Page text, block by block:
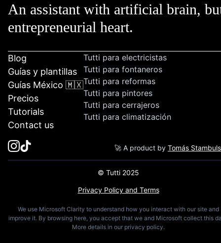
An assistant with artificial brain,
entrepreneurial heart.
Blog
Guías y plantillas
Guías México 🇲🇽
Precios
Tutorials
Contact us
Tutti para electricistas
Tutti para fontaneros
Tutti para reformas
Tutti para pintores
Tutti para cerrajeros
Tutti para climatización
🚀 A product by Tomás
© Tutti 2025
Privacy Policy and Terms
We use Microsoft Clarity to understand how you interact with our site and
improve it. By browsing here, you accept that we and Microsoft collect this
More details in our privacy policy.